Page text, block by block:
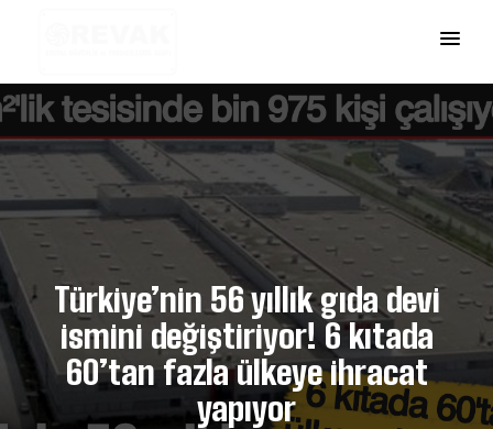
Türkiye’nin 56 yıllık gıda devi
ismini değiştiriyor! 6 kıtada
60’tan fazla ülkeye ihracat
yapıyor